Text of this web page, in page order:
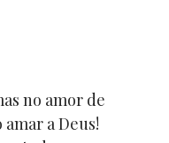
no amor de
a Deus!